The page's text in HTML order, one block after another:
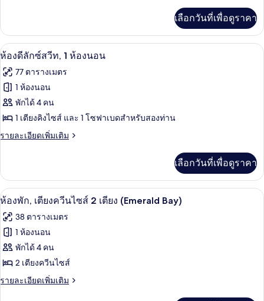
ควีน
ไซส์
2
เตียง,
ระเบียง
(View)
เกี่ยว
กับ
ห้อง
เตียง
ควีน
2
เตียง,
(View)
เลือกวันที่เพื่อดูราคา
เปิด
ภาพถ่าย
ทั้งหมด
ของ
ห้อง
ดี
ซ์
สวีท,
1
ห้อง
นอน
ห้องดีลักซ์สวีท, 1 ห้องนอน | เครื่องน
3
ห้องดีลักซ์สวีท, 1 ห้องนอน
77 ตารางเมตร
1 ห้องนอน
พักได้ 4 คน
1 เตียงคิงไซส์ และ 1 โซฟาเบดสำหรับสองท่าน
รายละเอียดเพิ่มเติม
ราย
เกี่ยว
กับ
ห้อง
ลัก
ซ์
ท,
นอน
เลือกวันที่เพื่อดูราคา
เปิด
ภาพถ่าย
ทั้งหมด
ของ
ห้อง
พัก,
เครื่องนอนป้องกันสารก่อภูมิแพ้, ตู้นิรภั
5
ห้องพัก, เตียงควีนไซส์ 2 เตียง (Emerald Bay)
38 ตารางเมตร
1 ห้องนอน
พักได้ 4 คน
2 เตียงควีนไซส์
รายละเอียดเพิ่มเติม
ราย